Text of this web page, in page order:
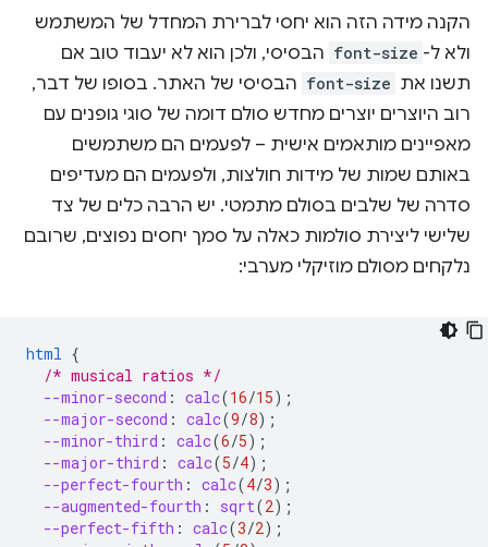
הקנה מידה הזה הוא יחסי לברירת המחדל של המשתמש
ולא ל- font-size הבסיסי, ולכן הוא לא יעבוד טוב אם
תשנו את font-size הבסיסי של האתר. בסופו של דבר,
רוב היוצרים יוצרים מחדש סולם דומה של סוגי גופנים עם
מאפיינים מותאמים אישית – לפעמים הם משתמשים
באותם שמות של מידות חולצות, ולפעמים הם מעדיפים
סדרה של שלבים בסולם מתמטי. יש הרבה כלים של צד
שלישי ליצירת סולמות כאלה על סמך יחסים נפוצים, שרובם
נלקחים מסולם מוזיקלי מערבי:
html {
/* musical ratios */
--minor-second : calc(16/15);
--major-second : calc(9/8);
--minor-third : calc(6/5);
--major-third : calc(5/4);
--perfect-fourth : calc(4/3);
--augmented-fourth : sqrt(2);
--perfect-fifth : calc(3/2);